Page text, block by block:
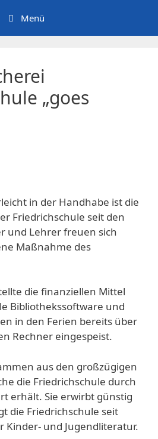
Menü
„goes
in der Handhabe ist die
Friedrichschule seit den
und Lehrer freuen sich
Maßnahme des
die finanziellen Mittel
Bibliothekssoftware und
in den Ferien bereits über
Rechner eingespeist.
aus den großzügigen
die Friedrichschule durch
erhält. Sie erwirbt günstig
die Friedrichschule seit
Kinder- und Jugendliteratur.